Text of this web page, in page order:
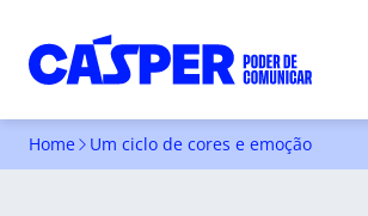
Home Um ciclo de cores e emoção